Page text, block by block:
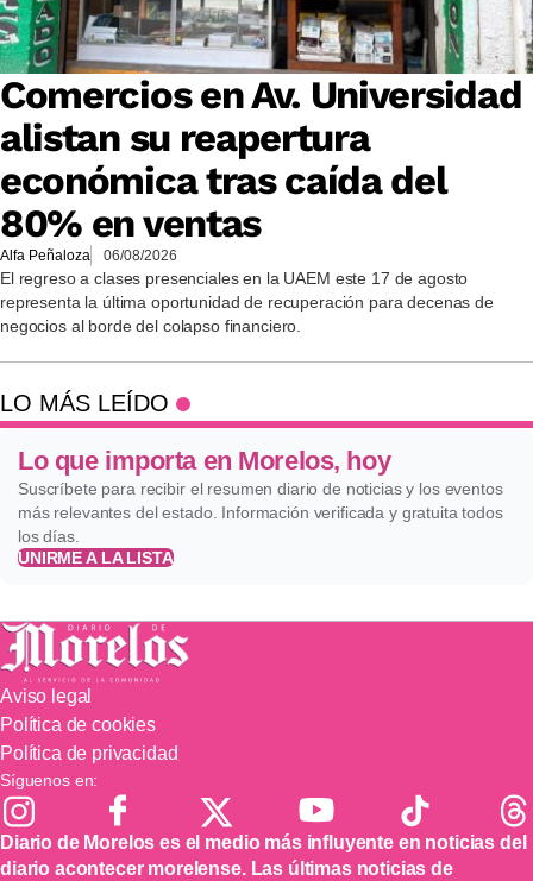
Comercios en Av. Universidad
alistan su reapertura
económica tras caída del
80% en ventas
Alfa Peñaloza 06/08/2026
El regreso a clases presenciales en la UAEM este 17 de agosto
representa la última oportunidad de recuperación para decenas de
negocios al borde del colapso financiero.
LO MÁS LEÍDO
Lo que importa en Morelos, hoy
Suscríbete para recibir el resumen diario de noticias y los eventos
más relevantes del estado. Información verificada y gratuita todos
los días.
UNIRME A LA LISTA
Aviso legal
Política de cookies
Política de privacidad
Síguenos en:
Diario de Morelos es el medio más influyente en noticias del
diario acontecer morelense. Las últimas noticias de